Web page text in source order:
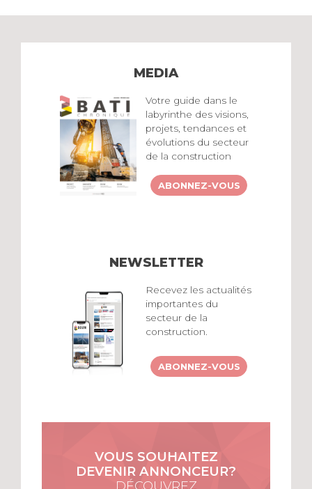
MEDIA
Votre guide dans le
labyrinthe des visions,
projets, tendances et
évolutions du secteur
de la construction
ABONNEZ-VOUS
NEWSLETTER
Recevez les actualités
importantes du
secteur de la
construction.
ABONNEZ-VOUS
VOUS SOUHAITEZ
DEVENIR ANNONCEUR?